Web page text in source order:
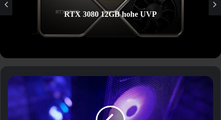
RTX 3080 12GB hohe UVP
Xilence
Xilent
Breeze